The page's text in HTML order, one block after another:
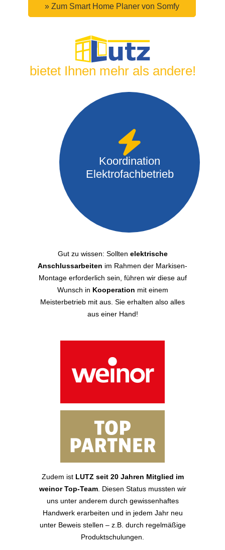
» Zum Smart Home Planer von Somfy
bietet Ihnen mehr als andere!
Koordination
Elektrofachbetrieb
Gut zu wissen: Sollten elektrische
Anschlussarbeiten im Rahmen der Markisen-
Montage erforderlich sein, führen wir diese auf
Wunsch in Kooperation mit einem
Meisterbetrieb mit aus. Sie erhalten also alles
aus einer Hand!
Zudem ist LUTZ seit 20 Jahren Mitglied im
weinor Top-Team. Diesen Status mussten wir
uns unter anderem durch gewissenhaftes
Handwerk erarbeiten und in jedem Jahr neu
unter Beweis stellen – z.B. durch regelmäßige
Produktschulungen.